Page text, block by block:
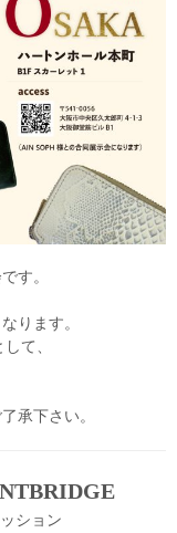
す。
ります。
て、
承下さい。
ション